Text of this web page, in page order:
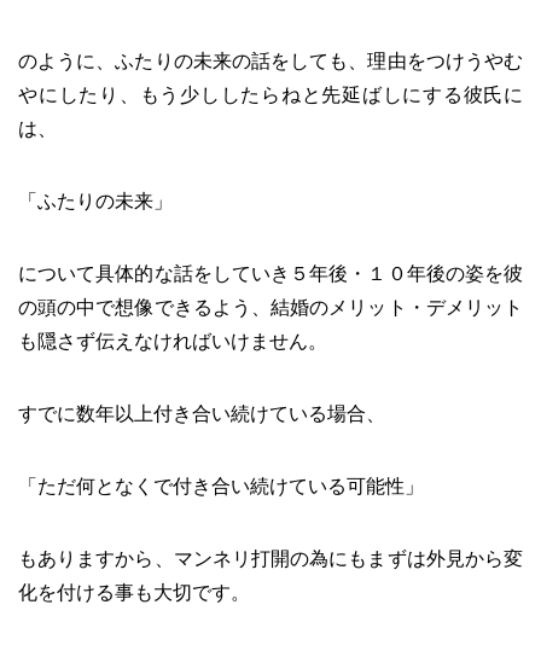
のように、ふたりの未来の話をしても、理由をつけうやむ
やにしたり、もう少ししたらねと先延ばしにする彼氏に
は、
「ふたりの未来」
について具体的な話をしていき５年後・１０年後の姿を彼
の頭の中で想像できるよう、結婚のメリット・デメリット
も隠さず伝えなければいけません。
すでに数年以上付き合い続けている場合、
「ただ何となくで付き合い続けている可能性」
もありますから、マンネリ打開の為にもまずは外見から変
化を付ける事も大切です。